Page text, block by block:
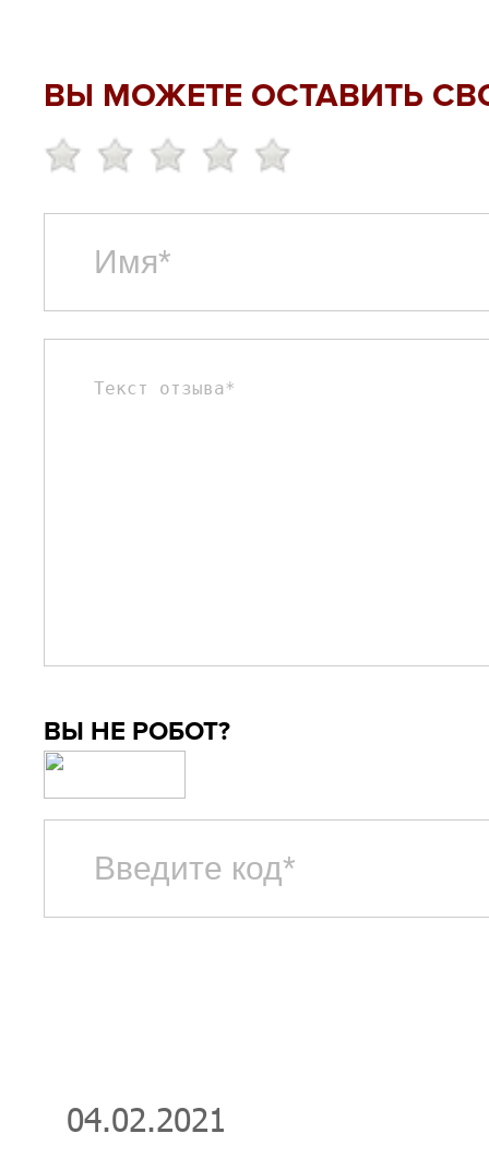
ВЫ МОЖЕТЕ ОСТАВИТЬ
ВЫ НЕ РОБОТ?
04.02.2021